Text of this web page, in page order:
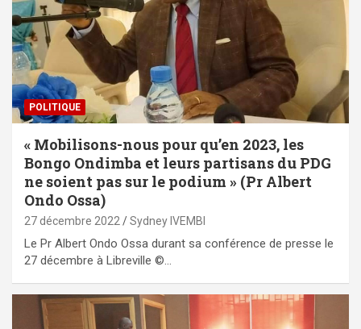
POLITIQUE
« Mobilisons-nous pour qu’en 2023, les
Bongo Ondimba et leurs partisans du PDG
ne soient pas sur le podium » (Pr Albert
Ondo Ossa)
27 décembre 2022 Sydney IVEMBI
Le Pr Albert Ondo Ossa durant sa conférence de presse le
27 décembre à Libreville ©…